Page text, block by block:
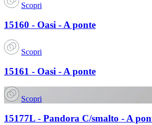
Scopri
15160 - Oasi - A ponte
Scopri
15161 - Oasi - A ponte
Scopri
15177L - Pandora C/smalto - A